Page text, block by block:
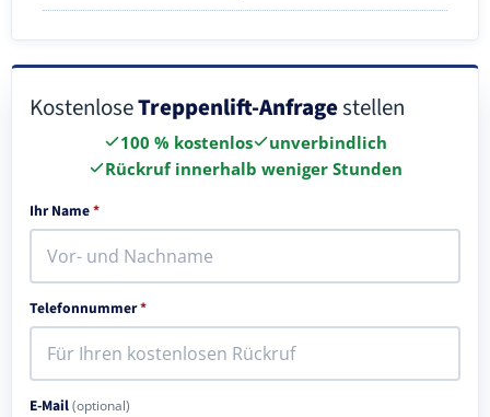
KostenloseTreppenlift-Anfragestellen
100 % kostenlos
unverbindlich
Rückruf innerhalb weniger Stunden
Ihr Name*
Telefonnummer*
E-Mail(optional)